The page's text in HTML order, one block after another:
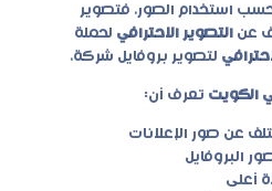
استخدام الصور. فتصوير
عن التصوير الاحترافي لحملة
لتصوير بروفايل شركة.
الكويت تعرف أن:
عن صور الإعلانات
البروفايل
أعلى